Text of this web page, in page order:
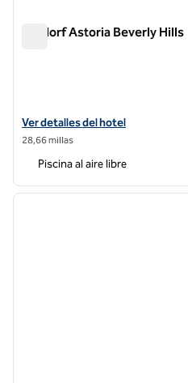
Waldorf Astoria Beverly Hills
Ver detalles del hotel Waldorf
Ver detalles del hotel
28,66 millas
Piscina al aire libre
1 de 12